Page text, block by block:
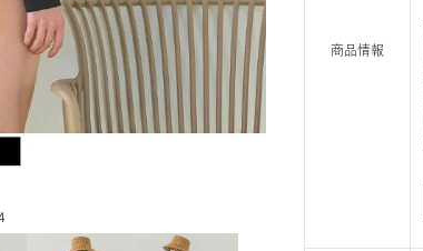
商品情報